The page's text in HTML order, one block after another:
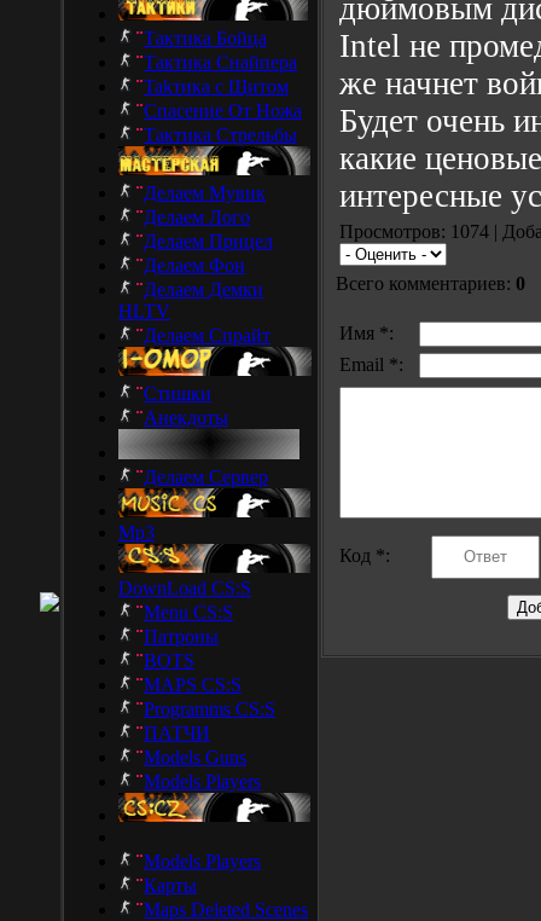
Тактика Бойца
Тактика Снайпера
Takтика с Щитом
Спасение От Ножа
Тактика Стрельбы
Делаем Мувик
Делаем Лого
Делаем Прицел
Делаем Фон
Делаем Демки
HLTV
Делаем Спрайт
Стишки
Анекдоты
Делаем Сервер
Mp3
DownLoad CS:S
Menu CS:S
Патроны
BOTS
MAPS CS:S
Programms CS:S
ПАТЧИ
Models Guns
Models Players
Models Players
Карты
Maps Deleted Scenes
дюймовым
Intel не
же начнет
Будет очень
какие
интересные
Просмотров: 1074 |
Всего комментариев: 0
Имя *:
Email *:
Код *: